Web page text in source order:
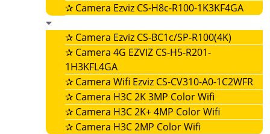
✰ Camera Ezviz CS-H8c-R100-1K3KF4GA
✰ Camera Ezviz CS-BC1c/SP-R100(4K)
✰ Camera 4G EZVIZ CS-H5-R201-
1H3KFL4GA
✰ Camera Wifi Ezviz CS-CV310-A0-1C2WFR
✰ Camera H3C 2K 3MP Color Wifi
✰ Camera H3C 2K+ 4MP Color Wifi
✰ Camera H3C 2MP Color Wifi